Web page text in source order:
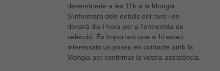
desembrede a les 11h a la Mongia.
S’informarà dels detalls del curs i es
donarà dia i hora per a l’entrevista de
selecció. És Important que si hi esteu
interessats us poseu en contacte amb la
Mongia per confirmar la vostra assistència.